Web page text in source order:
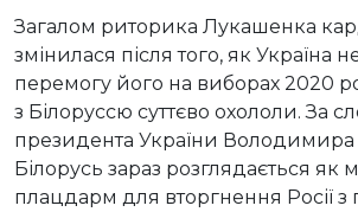
Загалом риторика Лукашенка
змінилася після того, як Україна
перемогу його на виборах 2020
з Білоруссю суттєво охололи. За
президента України Володимира
Білорусь зараз розглядається
плацдарм для вторгнення Росії з